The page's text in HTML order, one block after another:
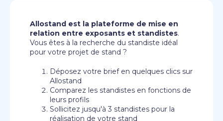
Allostand est la plateforme de mise en
relation entre exposants et standistes.
Vous êtes à la recherche du standiste idéal
pour votre projet de stand ?
Déposez votre brief en quelques clics sur
Allostand
Comparez les standistes en fonctions de
leurs profils
Sollicitez jusqu'à 3 standistes pour la
réalisation de votre stand